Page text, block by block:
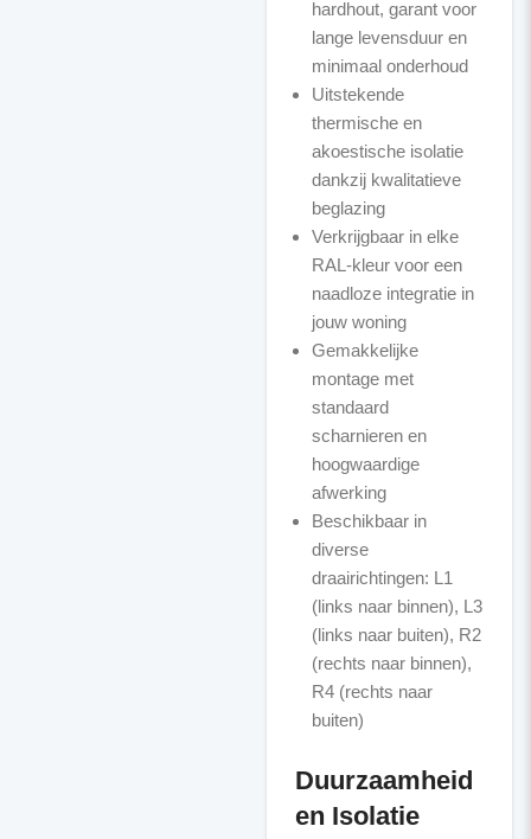
hardhout, garant voor
lange levensduur en
minimaal onderhoud
Uitstekende
thermische en
akoestische isolatie
dankzij kwalitatieve
beglazing
Verkrijgbaar in elke
RAL-kleur voor een
naadloze integratie in
jouw woning
Gemakkelijke
montage met
standaard
scharnieren en
hoogwaardige
afwerking
Beschikbaar in
diverse
draairichtingen: L1
(links naar binnen), L3
(links naar buiten), R2
(rechts naar binnen),
R4 (rechts naar
buiten)
Duurzaamheid
en Isolatie